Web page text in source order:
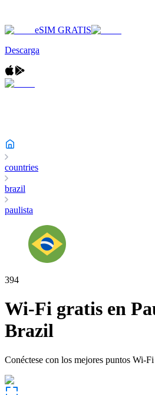
eSIM GRATIS
Descarga
countries
brazil
paulista
394
Wi-Fi gratis en
Brazil
Conéctese con los mejores puntos Wi-Fi